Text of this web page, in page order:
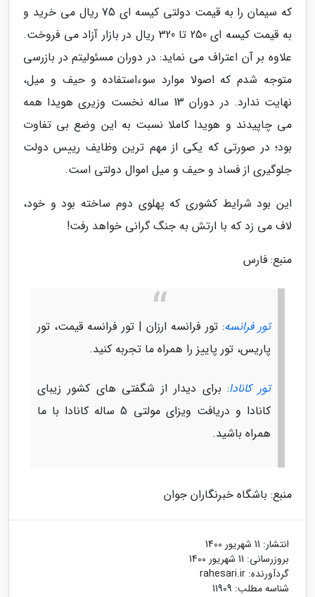
که سیمان را به قیمت دولتی کیسه ای 75 ریال می خرید و
به قیمت کیسه ای 250 تا 320 ریال در بازار آزاد می فروخت.
علاوه بر آن اعتراف می نماید: در دوران مسئولیتم در بازرسی
متوجه شدم که اصولا موارد سوءاستفاده و حیف و میل،
نهایت ندارد. در دوران 13 ساله نخست وزیری هویدا همه
می چاپیدند و هویدا کاملا نسبت به این وضع بی تفاوت
بود؛ در صورتی که یکی از مهم ترین وظایف رییس دولت
جلوگیری از فساد و حیف و میل اموال دولتی است.
این بود شرایط کشوری که پهلوی دوم ساخته بود و خود،
لاف می زد که با ارتش به جنگ گرانی خواهد رفت!
منبع: فارس
تور فرانسه: تور فرانسه ارزان | تور فرانسه قیمت، تور
پاریس، تور پاییز را همراه ما تجربه کنید.
تور کانادا: برای دیدار از شگفتی های کشور زیبای
کانادا و دریافت ویزای مولتی 5 ساله کانادا با ما
همراه باشید.
منبع: باشگاه خبرنگاران جوان
انتشار: 11 شهریور 1400
بروزرسانی: 11 شهریور 1400
گردآورنده: rahesari.ir
شناسه مطلب: 11909